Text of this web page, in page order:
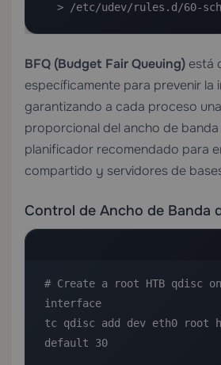
> /etc/udev/rules.d/60-
BFQ (Budget Fair Queuing) está
específicamente para prevenir la
garantizando a cada proceso
proporcional del ancho de banda
planificador recomendado para
compartido y servidores de
Control de Ancho de Banda
# Create a root HTB qdisc
interface
tc qdisc add dev eth0 root
default 30